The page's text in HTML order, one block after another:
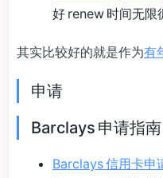
好 renew 时间无限
其实比较好的就是作为有
申请
Barclays 申请指南
Barclays 信用卡申